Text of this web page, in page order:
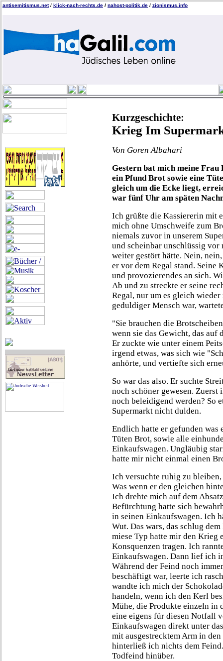
antisemitismus.net/ klick-nach-rechts.de / nahost-politik.de / zionismus.info
Kurzgeschichte:
Krieg Im
Von Goren Albahari
Gestern bat mich meine Frau
ein Pfund Brot sowie eine
gleich um die Ecke liegt,
war fünf Uhr am späten
Ich grüßte die Kassiererin mit
mich ohne Umschweife zum
niemals zuvor in unserem
und scheinbar unschlüssig vor
weiter gestört hätte. Nein,
er vor dem Regal stand. Seine
und provozierendes an sich.
Ab und zu streckte er seine
Regal, nur um es gleich
geduldiger Mensch war,
"Sie brauchen die
wenn sie das Gewicht, das auf
Er zuckte wie unter einem
irgend etwas, was sich wie
anhörte, und vertiefte sich
So war das also. Er suchte
noch schöner gewesen.
noch beleidigend werden? So
Supermarkt nicht dulden.
Endlich hatte er gefunden was
Tüten Brot, sowie alle
Einkaufswagen. Ungläubig
hatte mir nicht einmal einen
Ich versuchte ruhig zu
Was wenn er den gleichen
Ich drehte mich auf dem
Befürchtung hatte sich
in seinen Einkaufswagen. Ich
Wut. Das wars, das schlug
miese Typ hatte mir den Krieg
Konsquenzen tragen. Ich
Einkaufswagen. Dann lief ich
Während der Feind noch
beschäftigt war, leerte ich
wandte ich mich der
handeln, wenn ich den Kerl
Mühe, die Produkte einzeln in
eine eigens für diesen Notfall
Einkaufswagen direkt unter
mit ausgestrecktem Arm in
hinterließ ich nichts dem
Todfeind hinüber.